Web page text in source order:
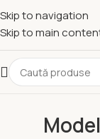
Skip to navigation
Skip to main